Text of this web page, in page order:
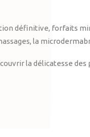
définitive, forfaits
la
la délicatesse